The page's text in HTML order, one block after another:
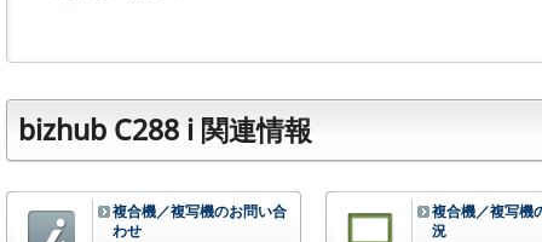
bizhub C288 i 関連情報
複合機／複写機のお問い合
わせ
複合機／複写機
況